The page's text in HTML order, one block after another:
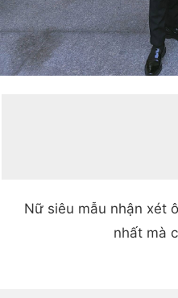
Nữ siêu mẫu nhận xét
nhất mà